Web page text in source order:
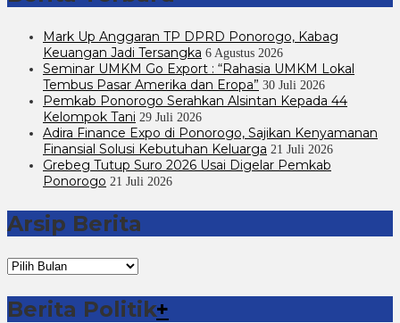
Mark Up Anggaran TP DPRD Ponorogo, Kabag
Keuangan Jadi Tersangka 6 Agustus 2026
Seminar UMKM Go Export : “Rahasia UMKM Lokal
Tembus Pasar Amerika dan Eropa” 30 Juli 2026
Pemkab Ponorogo Serahkan Alsintan Kepada 44
Kelompok Tani 29 Juli 2026
Adira Finance Expo di Ponorogo, Sajikan Kenyamanan
Finansial Solusi Kebutuhan Keluarga 21 Juli 2026
Grebeg Tutup Suro 2026 Usai Digelar Pemkab
Ponorogo 21 Juli 2026
Arsip Berita
Arsip
Berita
Berita Politik+